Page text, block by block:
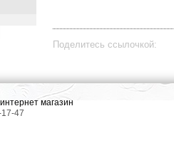
Поделитесь ссылочкой:
магазин
47